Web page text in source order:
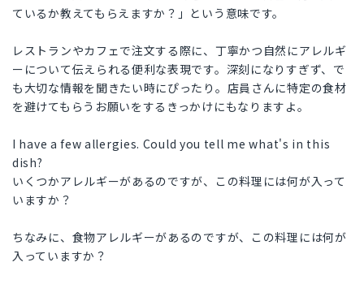
ているか教えてもらえますか？」という意味です。
レストランやカフェで注文する際に、丁寧かつ自然にアレルギ
ーについて伝えられる便利な表現です。深刻になりすぎず、で
も大切な情報を聞きたい時にぴったり。店員さんに特定の食材
を避けてもらうお願いをするきっかけにもなりますよ。
I have a few allergies. Could you tell me what's in this
dish?
いくつかアレルギーがあるのですが、この料理には何が入って
いますか？
ちなみに、食物アレルギーがあるのですが、この料理には何が
入っていますか？